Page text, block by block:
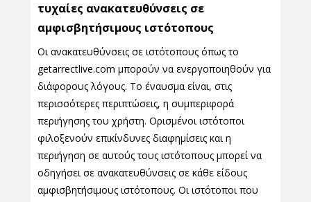
τυχαίες ανακατευθύνσεις σε
αμφισβητήσιμους ιστότοπους
Οι ανακατευθύνσεις σε ιστότοπους όπως το
getarrectlive.com μπορούν να ενεργοποιηθούν για
διάφορους λόγους. Το έναυσμα είναι, στις
περισσότερες περιπτώσεις, η συμπεριφορά
περιήγησης του χρήστη. Ορισμένοι ιστότοποι
φιλοξενούν επικίνδυνες διαφημίσεις και η
περιήγηση σε αυτούς τους ιστότοπους μπορεί να
οδηγήσει σε ανακατευθύνσεις σε κάθε είδους
αμφισβητήσιμους ιστότοπους. Οι ιστότοποι που